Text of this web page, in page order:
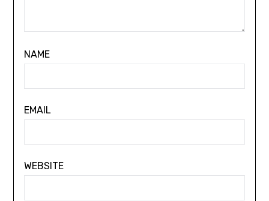
NAME
EMAIL
WEBSITE